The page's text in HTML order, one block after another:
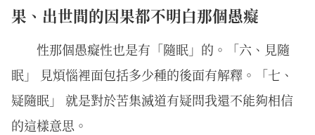
果、出世間的因果都不明白那個愚癡
性那個愚癡性也是有「隨眠」的。「六、見隨
眠」 見煩惱裡面包括多少種的後面有解釋。「七、
疑隨眠」 就是對於苦集滅道有疑問我還不能夠相信
的這樣意思。